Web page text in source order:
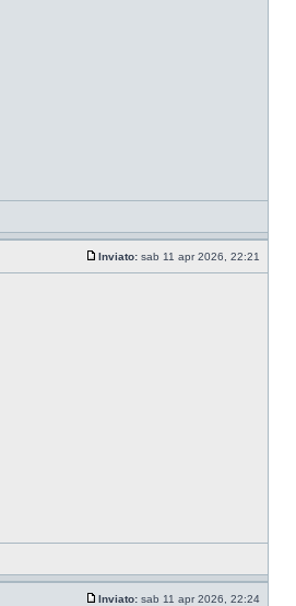
Inviato: sab 11 apr 2026, 22:21
Inviato: sab 11 apr 2026, 22:24